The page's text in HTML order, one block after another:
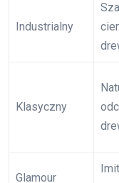
Industrialny
Klasyczny
Glamour